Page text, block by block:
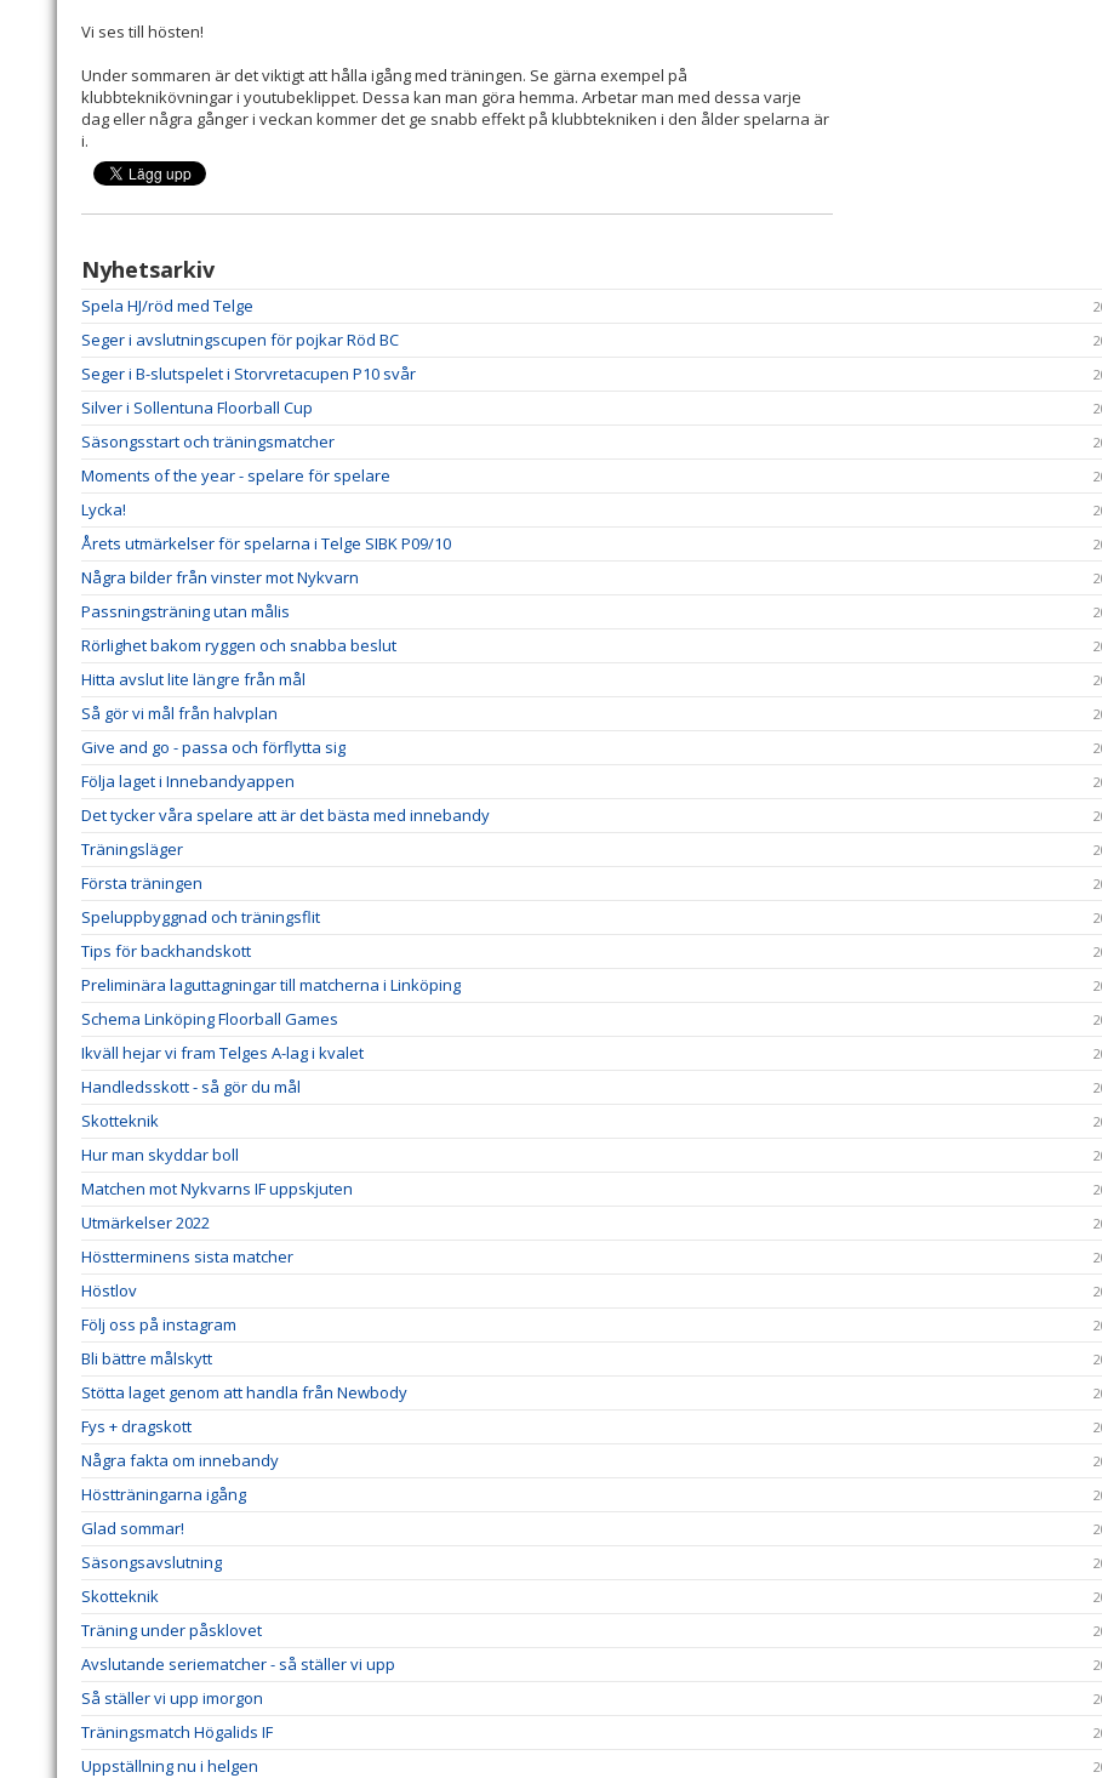
Vi ses till hösten!
Under sommaren är det viktigt att hålla igång med träningen. Se gärna exempel på
klubbteknikövningar i youtubeklippet. Dessa kan man göra hemma. Arbetar man med dessa varje
dag eller några gånger i veckan kommer det ge snabb effekt på klubbtekniken i den ålder spelarna är
i.
Nyhetsarkiv
Spela HJ/röd med Telge
Seger i avslutningscupen för pojkar Röd BC
Seger i B-slutspelet i Storvretacupen P10 svår
Silver i Sollentuna Floorball Cup
Säsongsstart och träningsmatcher
Moments of the year - spelare för spelare
Lycka!
Årets utmärkelser för spelarna i Telge SIBK P09/10
Några bilder från vinster mot Nykvarn
Passningsträning utan målis
Rörlighet bakom ryggen och snabba beslut
Hitta avslut lite längre från mål
Så gör vi mål från halvplan
Give and go - passa och förflytta sig
Följa laget i Innebandyappen
Det tycker våra spelare att är det bästa med innebandy
Träningsläger
Första träningen
Speluppbyggnad och träningsflit
Tips för backhandskott
Preliminära laguttagningar till matcherna i Linköping
Schema Linköping Floorball Games
Ikväll hejar vi fram Telges A-lag i kvalet
Handledsskott - så gör du mål
Skotteknik
Hur man skyddar boll
Matchen mot Nykvarns IF uppskjuten
Utmärkelser 2022
Höstterminens sista matcher
Höstlov
Följ oss på instagram
Bli bättre målskytt
Stötta laget genom att handla från Newbody
Fys + dragskott
Några fakta om innebandy
Höstträningarna igång
Glad sommar!
Säsongsavslutning
Skotteknik
Träning under påsklovet
Avslutande seriematcher - så ställer vi upp
Så ställer vi upp imorgon
Träningsmatch Högalids IF
Uppställning nu i helgen